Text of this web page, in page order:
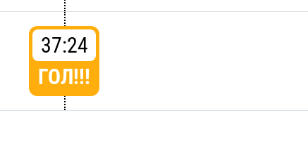
37:24
ГОЛ!!!